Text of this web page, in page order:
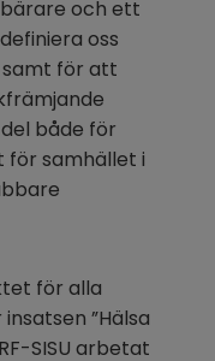
och ett
oss
samt för att
både för
för samhället i
för alla
”Hälsa
SISU arbetat